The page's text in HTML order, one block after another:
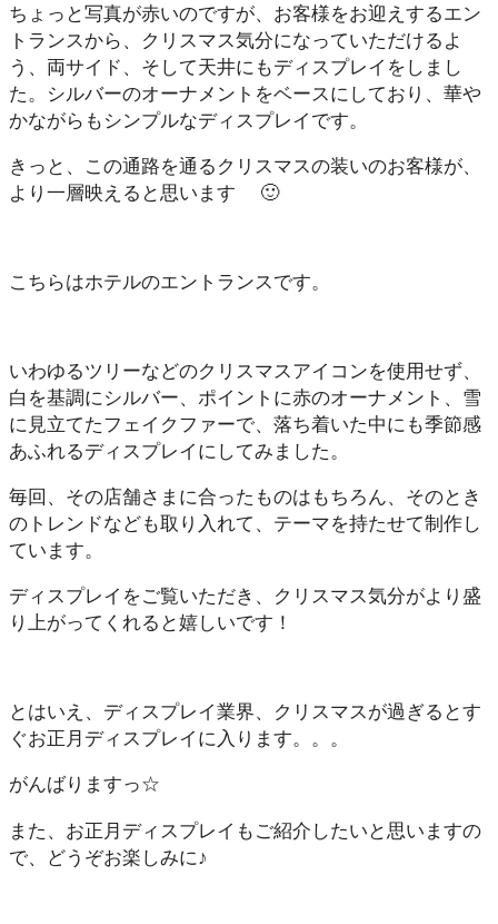
ちょっと写真が赤いのですが、お客様をお迎えするエン
トランスから、クリスマス気分になっていただけるよ
う、両サイド、そして天井にもディスプレイをしまし
た。シルバーのオーナメントをベースにしており、華や
かながらもシンプルなディスプレイです。
きっと、この通路を通るクリスマスの装いのお客様が、
より一層映えると思います 🙂
こちらはホテルのエントランスです。
いわゆるツリーなどのクリスマスアイコンを使用せず、
白を基調にシルバー、ポイントに赤のオーナメント、雪
に見立てたフェイクファーで、落ち着いた中にも季節感
あふれるディスプレイにしてみました。
毎回、その店舗さまに合ったものはもちろん、そのとき
のトレンドなども取り入れて、テーマを持たせて制作し
ています。
ディスプレイをご覧いただき、クリスマス気分がより盛
り上がってくれると嬉しいです！
とはいえ、ディスプレイ業界、クリスマスが過ぎるとす
ぐお正月ディスプレイに入ります。。。
がんばりますっ☆
また、お正月ディスプレイもご紹介したいと思いますの
で、どうぞお楽しみに♪